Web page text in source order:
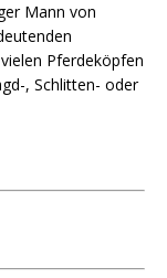
Mann von
Pferdeköpfen
, Schlitten- oder